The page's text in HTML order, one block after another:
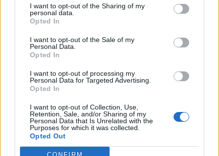
I want to opt-out of the Sharing of my
personal data.
Opted In
I want to opt-out of the Sale of my
Personal Data.
Opted In
I want to opt-out of processing my
Personal Data for Targeted Advertising.
Opted In
I want to opt-out of Collection, Use,
Retention, Sale, and/or Sharing of my
Personal Data that Is Unrelated with the
Purposes for which it was collected.
Opted Out
ΣΧΕΤΙΚA AΡΘΡΑ
Γιώργος Σφακιανάκης: Η παρέμβαση για το
ΕΙΔΑ-ΑΚΟΥΣΑ 18:05
Γιώργος Σφακιανάκης: Η
Γιώργος Σφακιανάκης: Η
παρέμβαση για το
Θέουτα